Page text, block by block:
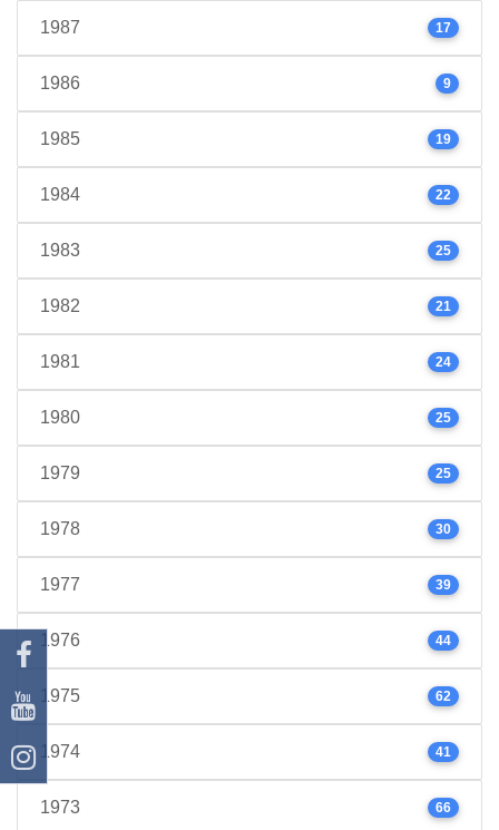
1987 17
1986 9
1985 19
1984 22
1983 25
1982 21
1981 24
1980 25
1979 25
1978 30
1977 39
1976 44
1975 62
1974 41
1973 66